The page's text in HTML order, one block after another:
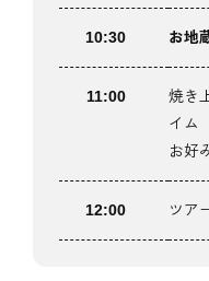
10:30 お地
11:00
焼き
イム
お好
12:00 ツア